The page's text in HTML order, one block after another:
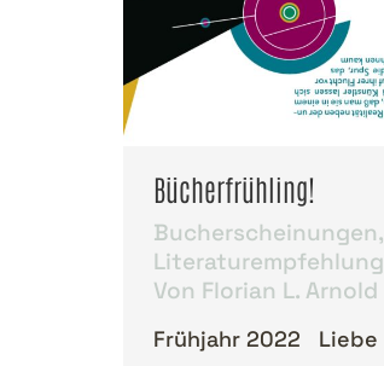
Bücherfrühling!
Bucherscheinungen,
Literaturempfehlung
Von Florian L. Arnold
Frühjahr 2022 Liebe